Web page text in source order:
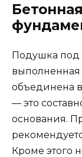
Подушка под
выполненная
объединена
— это
основания.
Кроме этого